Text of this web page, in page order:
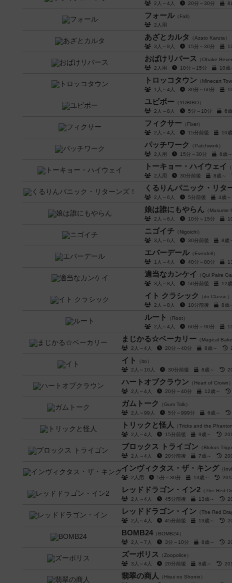
2人～4人
20分～30分 8
フォール （Fall）
2人用
あざとカルタ
（Azato Karuta）
3人～8人
15分～30分
おばけリバース
（Obake
2人用
10分～15分 10
トロッコタウン （Minecart
1人～4人
30分～60分
ユビボー （YUBIBO）
2人～8人
5分～10分 6
フィクサー （Fixer）
2人～4人
15分前後 10
パッチワーク
（Patchwork）
2人用
15分～30分 8歳
トーキョー・ハイウェイ
2人用
30分前後 8歳～
くるりんパニック・リタ
2人～6人
5分前後 4歳
娘は誰にもやらん （Musume
2人～6人
10分～15分
ニゴイチ （Nigoichi）
3人～6人
30分前後 8歳
エバーデール （Everdell）
1人～4人
40分～80分
適当なカンケイ
（Qui Paire
3人～8人
50分前後 12
イト クラシック
（ito Classic）
2人～8人
10分前後 8歳
ルート
（Root）
2人～4人
60分～90分
まじかる☆ベーカリー （Magical
2人～4人
20分～40分 8歳～
イト
（ito）
2人～10人
30分前後 8歳～
ハートオブクラウン （Heart of Crown）
2人～4人
20分～40分 12歳～
ガムトーク
（Gum Talk）
2人～99人
5分～999分 6歳～
トリックと怪人
（Tricks and the
2人～4人
15分前後 9歳～
ブロックス トライゴン （Blokus
2人～4人
20分前後 7歳～
インヴィクタス・ザ・キング （
2人用
5分～30分 13歳～
レッドドラゴン・イン2 （The Red
2人～4人
45分前後 13歳～
レッドドラゴン・イン （The Red
2人～4人
45分前後 13歳～
BOMB24 （BOMB24）
2人～7人
3分～10分 8歳～
ズーポリス
（Zoopolice）
3人～4人
20分前後 8歳～
翡翠の商人
（Hisui no Shonin）